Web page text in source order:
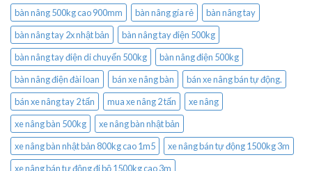
bàn nâng 500kg cao 900mm bàn nâng gía rẻ
bàn nâng tay
bàn nâng tay 2x nhật bản
bàn nâng tay điện 500kg
bàn nâng tay điện di chuyển 500kg
bàn nâng điện 500kg
bàn nâng điện đài loan
bán xe nâng bàn
bán xe nâng bán tự động.
bán xe nâng tay 2 tấn
mua xe nâng 2 tấn
xe nâng
xe nâng bàn 500kg
xe nâng bàn nhật bản
xe nâng bàn nhật bản 800kg cao 1m5
xe nâng bán tự động 1500kg 3m
xe nâng bán tự động đi bộ 1500kg cao 3m